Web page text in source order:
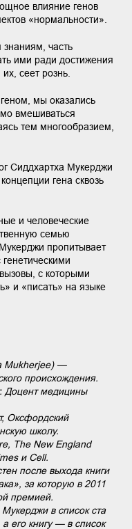
влияние генов
«нормальности».
знаниям, часть
ими ради достижения
сеет рознь.
мы оказались
вмешиваться
тем многообразием,
Сиддхартха Мукерджи
гена сквозь
и человеческие
семью
пропитывает
с которыми
и «писать» на языке
Mukherjee) —
происхождения.
Доцент медицины
Оксфордский
школу.
The New England
и Cell.
после выхода книги
за которую в 2011
премией.
в список ста
его книгу — в список